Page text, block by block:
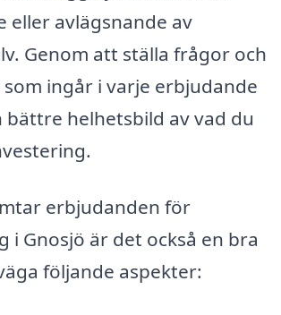
eller avlägsnande av
Genom att ställa frågor och
ingår i varje erbjudande
bättre helhetsbild av vad du
erbjudanden för
i Gnosjö är det också en bra
följande aspekter: